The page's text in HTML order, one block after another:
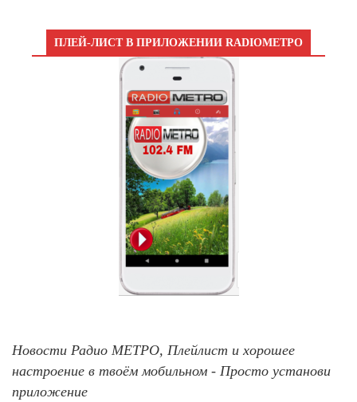
ПЛЕЙ-ЛИСТ В ПРИЛОЖЕНИИ RADIOМЕТРО
Новости Радио МЕТРО, Плейлист и хорошее
настроение в твоём мобильном - Просто установи
приложение